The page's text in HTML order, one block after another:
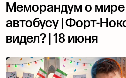
Меморандум о мире
автобусу | Форт-
видел? | 18 июня